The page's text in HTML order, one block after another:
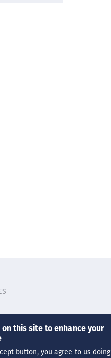
Nos Services
Hématologie
on this site to enhance your
button, you agree to us doing